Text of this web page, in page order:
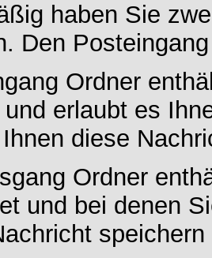
haben Sie
Den
Ordner
erlaubt es
diese
Ordner
und bei denen